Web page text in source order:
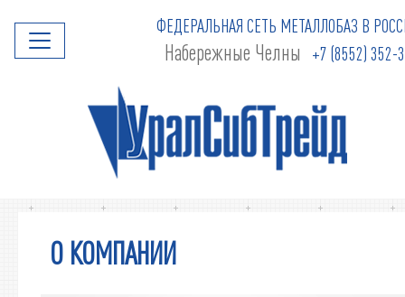
ФЕДЕРАЛЬНАЯ СЕТЬ МЕТАЛЛОБАЗ В
Набережные Челны +7 (8552) 352-
О КОМПАНИИ